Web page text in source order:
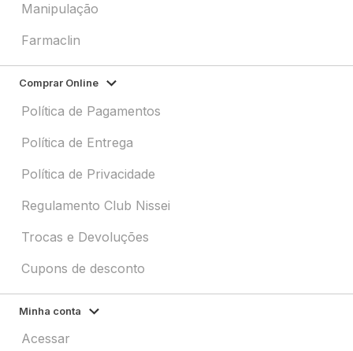
Manipulação
Farmaclin
Comprar Online
Política de Pagamentos
Política de Entrega
Política de Privacidade
Regulamento Club Nissei
Trocas e Devoluções
Cupons de desconto
Minha conta
Acessar